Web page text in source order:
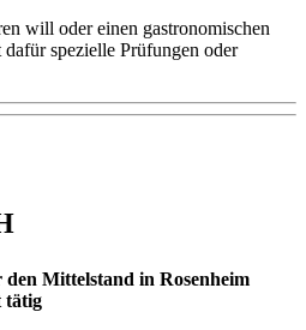
will oder einen gastronomischen
spezielle Prüfungen oder
Mittelstand in Rosenheim
tätig